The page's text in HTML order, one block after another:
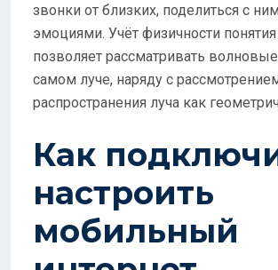
звонки от близких, поделиться с
эмоциями. Учёт физичности понятия
позволяет рассматривать
самом луче, наряду с
распространения луча как
Как
настроить
мобильный